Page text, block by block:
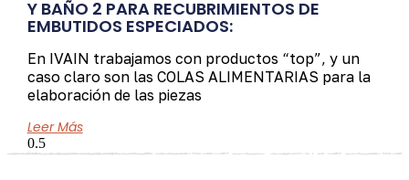
Y BAÑO 2 PARA RECUBRIMIENTOS DE
EMBUTIDOS ESPECIADOS:
En IVAIN trabajamos con productos “top”, y un
caso claro son las COLAS ALIMENTARIAS para la
elaboración de las piezas
Leer Más